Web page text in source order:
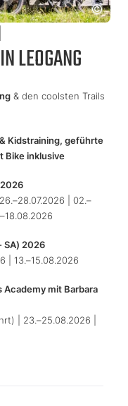
LEOGANG
& den coolsten Trails
Kidstraining, geführte
Bike inklusive
2026
| 02.–
SA) 2026
| 13.–15.08.2026
Academy mit Barbara
| 23.–25.08.2026 |